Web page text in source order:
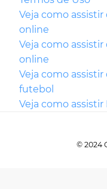
Veja como
online
Veja como
online
Veja como
futebol
Veja como
© 2024